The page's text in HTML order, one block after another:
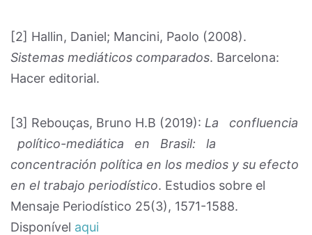
[2] Hallin, Daniel; Mancini, Paolo (2008).
Sistemas mediáticos comparados. Barcelona:
Hacer editorial.
[3] Rebouças, Bruno H.B (2019): La confluencia
político-mediática en Brasil: la
concentración política en los medios y su efecto
en el trabajo periodístico. Estudios sobre el
Mensaje Periodístico 25(3), 1571-1588.
Disponível aqui